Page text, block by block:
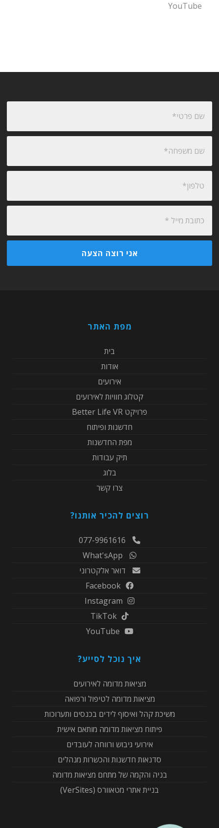
YouTube
מפת האתר
בית
אודות
אירועים
קטלוג חוויות לאירועים
פרויקט Better Life VR
חדשנות ופיתוח
מפת החדשנות
תיק עבודות
בלוג
צרו קשר
רוצים להכיר אותנו?
דואר אלקטרוני
Facebook
Instagram
TikTok
YouTube
איך נוכל לסייע?
מציאות מדומה לאירועים
מציאות מדומה לטיפול ורפואה
משיכת קהל ואיסוף לידים בכנסים ותערוכות
פיתוח מציאות מדומה מותאם אישית
אירועי גיבוש ורווחה לעובדים
סדנאות חדשנות והכשרות מנהלים
בניה והקמה של מתחם מציאות מדומה
בניית אתרי מטאוורס (VerSites)